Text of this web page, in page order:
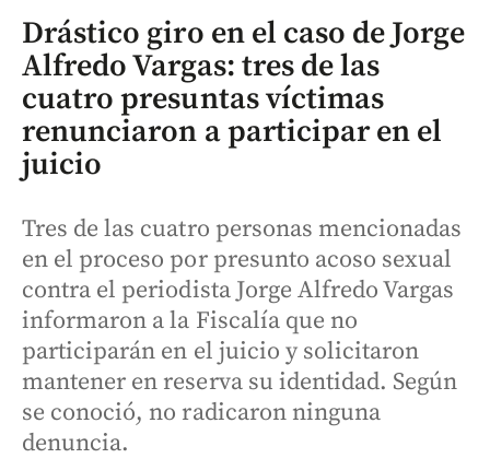
Drástico giro en el caso de Jorge
Alfredo Vargas: tres de las
cuatro presuntas víctimas
renunciaron a participar en el
juicio
Tres de las cuatro personas mencionadas
en el proceso por presunto acoso sexual
contra el periodista Jorge Alfredo Vargas
informaron a la Fiscalía que no
participarán en el juicio y solicitaron
mantener en reserva su identidad. Según
se conoció, no radicaron ninguna
denuncia.